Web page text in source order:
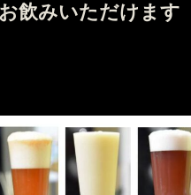
飲みいただけます